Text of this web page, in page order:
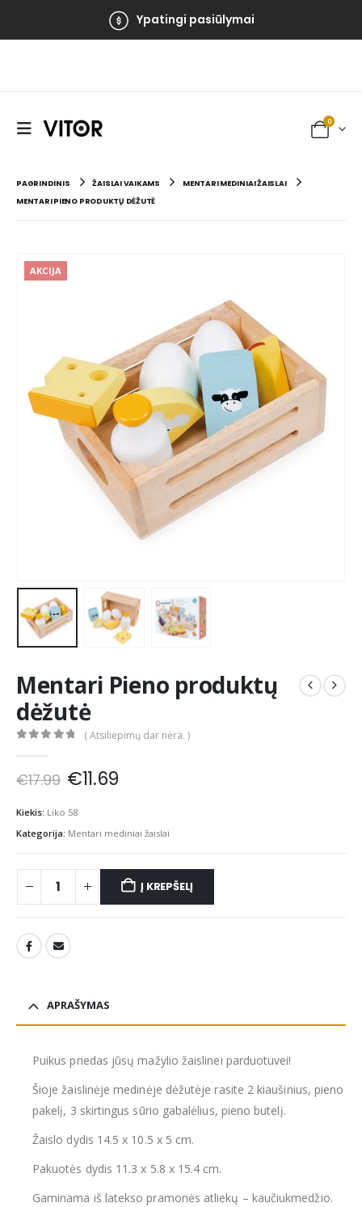
Ypatingi pasiūlymai
0
PAGRINDINIS ŽAISLAI VAIKAMS
MENTARI MEDINIAI ŽAISLAI
MENTARI PIENO PRODUKTŲ DĖŽUTĖ
AKCIJA
Mentari Pieno produktų
dėžutė
( Atsiliepimų dar nėra. )
€17.99 Original
was:
€17.99.
€11.69Current
€11.69.
Kiekis: Liko 58
Kategorija: Mentari mediniai žaislai
Į KREPŠELĮ
APRAŠYMAS
Puikus priedas jūsų mažylio žaislinei parduotuvei!
Šioje žaislinėje medinėje dėžutėje rasite 2 kiaušinius, pieno
pakelį, 3 skirtingus sūrio gabalėlius, pieno butelį.
Žaislo dydis 14.5 x 10.5 x 5 cm.
Pakuotės dydis 11.3 x 5.8 x 15.4 cm.
Gaminama iš latekso pramonės atliekų – kaučiukmedžio.